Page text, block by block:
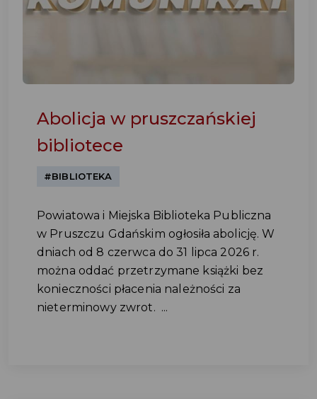
Abolicja w pruszczańskiej
bibliotece
#BIBLIOTEKA
Powiatowa i Miejska Biblioteka Publiczna
w Pruszczu Gdańskim ogłosiła abolicję. W
dniach od 8 czerwca do 31 lipca 2026 r.
można oddać przetrzymane książki bez
konieczności płacenia należności za
nieterminowy zwrot. ...